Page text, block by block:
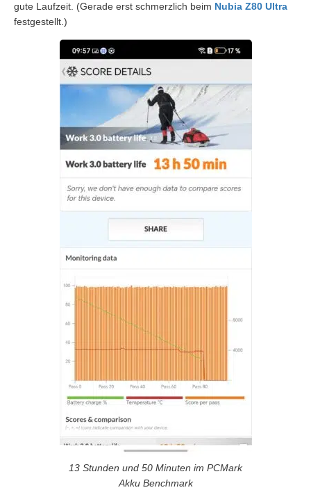
gute Laufzeit. (Gerade erst schmerzlich beim Nubia Z80 Ultra
festgestellt.)
13 Stunden und 50 Minuten im PCMark
Akku Benchmark